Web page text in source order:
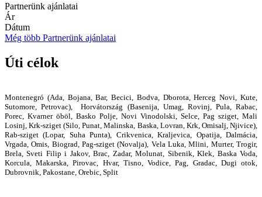
Partnerünk ajánlatai
Ár
Dátum
Még több Partnerünk ajánlatai
Úti célok
Montenegró (Ada, Bojana, Bar, Becici, Bodva, Dborota, Herceg Novi, Kute,
Sutomore, Petrovac), Horvátország (Basenija, Umag, Rovinj, Pula, Rabac,
Porec, Kvarner öböl, Basko Polje, Novi Vinodolski, Selce, Pag sziget, Mali
Losinj, Krk-sziget (Silo, Punat, Malinska, Baska, Lovran, Krk, Omisalj, Njivice),
Rab-sziget (Lopar, Suha Punta), Crikvenica, Kraljevica, Opatija, Dalmácia,
Vrgada, Omis, Biograd, Pag-sziget (Novalja), Vela Luka, Mlini, Murter, Trogir,
Brela, Sveti Filip i Jakov, Brac, Zadar, Molunat, Sibenik, Klek, Baska Voda,
Korcula, Makarska, Pirovac, Hvar, Tisno, Vodice, Pag, Gradac, Dugi otok,
Dubrovnik, Pakostane, Orebic, Split